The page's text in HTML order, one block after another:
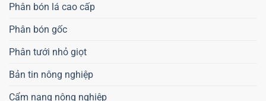
Phân bón lá cao cấp
Phân bón gốc
Phân tưới nhỏ giọt
Bản tin nông nghiệp
Cẩm nang nông nghiệp